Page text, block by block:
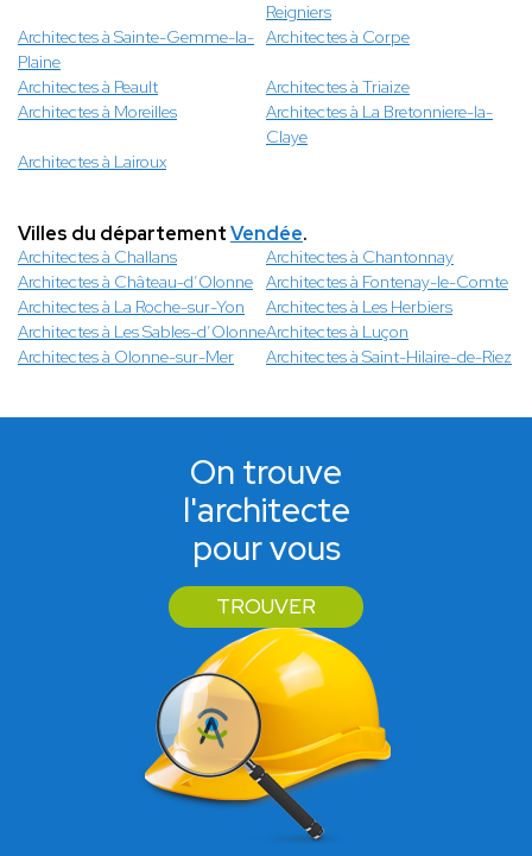
Reigniers
Architectes à Sainte-Gemme-la-
Plaine
Architectes à Corpe
Architectes à Peault
Architectes à Triaize
Architectes à Moreilles
Architectes à La Bretonniere-la-
Claye
Architectes à Lairoux
Villes du départementVendée.
Architectes à Challans
Architectes à Chantonnay
Architectes à Château-d’Olonne
Architectes à Fontenay-le-Comte
Architectes à La Roche-sur-Yon
Architectes à Les Herbiers
Architectes à Les Sables-d’OlonneArchitectes à Luçon
Architectes à Olonne-sur-Mer
Architectes à Saint-Hilaire-de-Riez
On trouve
l'architecte
pour vous
TROUVER